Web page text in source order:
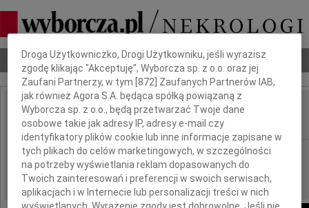
Nekrologi Odeszli Poradnik pogrzebowy
IMIĘ I NAZWISKO: Marek Kempski
REGION: Wrocław
DATA EMISJI: 03.03.2015
Dbamy o Twoją prywatność
Droga Użytkowniczko, Drogi Użytkowniku, jeśli wyrazisz
zgodę klikając "Akceptuję", Wyborcza sp. z o.o. oraz jej
Zaufani Partnerzy, w tym [872 ] Zaufanych Partnerów IAB,
jak również Agora S.A. będąca spółką powiązaną z
Wyborcza sp. z o.o., będą przetwarzać Twoje dane
osobowe takie jak adresy IP, adresy e-mail czy
identyfikatory plików cookie lub inne informacje zapisane w
tych plikach do celów marketingowych, w szczególności
na potrzeby wyświetlania reklam dopasowanych do
Twoich zainteresowań i preferencji w swoich serwisach,
aplikacjach i w Internecie lub personalizacji treści w nich